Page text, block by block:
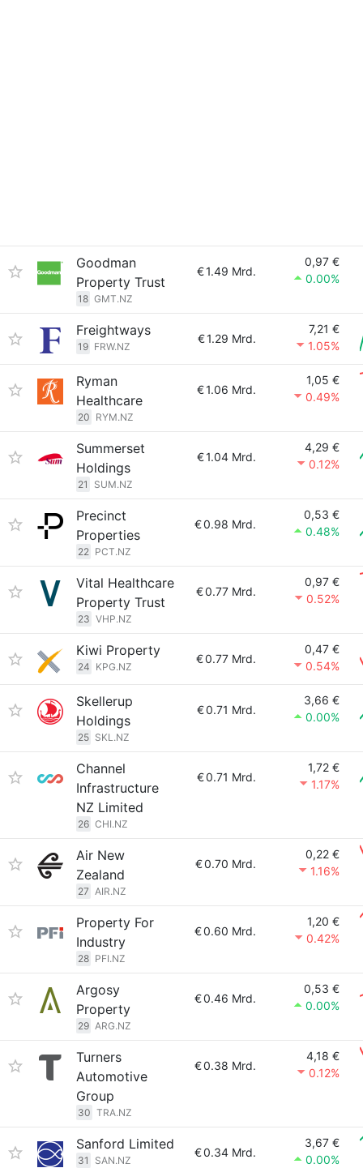
Goodman
Property Trust
18 GMT.NZ
€1.49 Mrd.
0,97 €
0.00%
Freightways
19 FRW.NZ
€1.29 Mrd.
7,21 €
1.05%
Ryman
Healthcare
20 RYM.NZ
€1.06 Mrd.
1,05 €
0.49%
Summerset
Holdings
21 SUM.NZ
€1.04 Mrd.
4,29 €
0.12%
Precinct
Properties
22 PCT.NZ
€0.98 Mrd.
0,53 €
0.48%
Vital Healthcare
Property Trust
23 VHP.NZ
€0.77 Mrd.
0,97 €
0.52%
Kiwi Property
24 KPG.NZ
€0.77 Mrd.
0,47 €
0.54%
Skellerup
Holdings
25 SKL.NZ
€0.71 Mrd.
3,66 €
0.00%
Channel
Infrastructure
NZ Limited
26 CHI.NZ
€0.71 Mrd.
1,72 €
1.17%
Air New
Zealand
27 AIR.NZ
€0.70 Mrd.
0,22 €
1.16%
Property For
Industry
28 PFI.NZ
€0.60 Mrd.
1,20 €
0.42%
Argosy
Property
29 ARG.NZ
€0.46 Mrd.
0,53 €
0.00%
Turners
Automotive
Group
30 TRA.NZ
€0.38 Mrd.
4,18 €
0.12%
Sanford Limited
31 SAN.NZ
€0.34 Mrd.
3,67 €
0.00%